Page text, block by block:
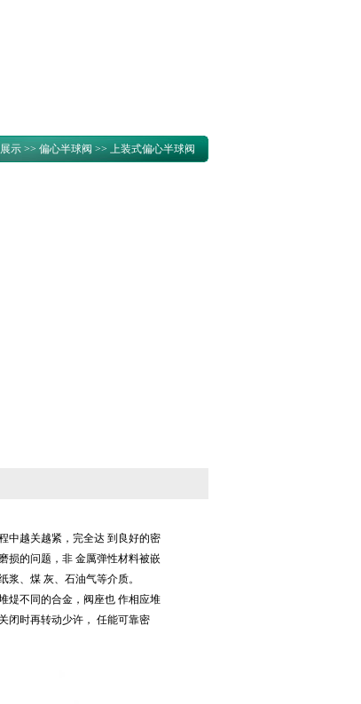
示 >> 偏心半球阀 >> 上装式偏心半球阀
中越关越紧，完全达 到良好的密
损的问题，非 金厲弹性材料被嵌
、煤 灰、石油气等介质。
煶不同的合金，阀座也 作相应堆
闭时再转动少许， 任能可靠密